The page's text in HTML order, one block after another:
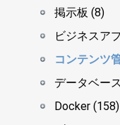
掲示板 (8)
ビジネスア
コンテンツ
データベー
Docker (158)